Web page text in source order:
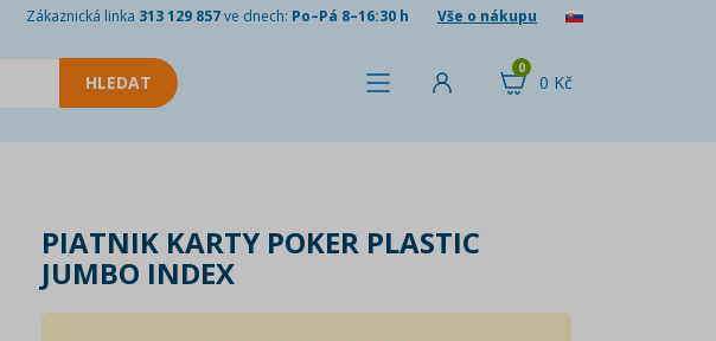
Zákaznická linka 313 129 857ve dnech: Po–Pá 8–16:30 h Vše o nákupu
0 Kč
0
PIATNIK KARTY POKER PLASTIC
JUMBO INDEX